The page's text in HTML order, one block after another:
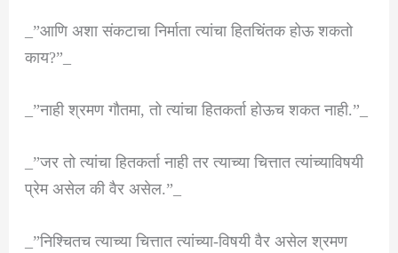
_”आणि अशा संकटाचा निर्माता त्यांचा हितचिंतक होऊ शकतो
काय?”_
_”नाही श्रमण गौतमा, तो त्यांचा हितकर्ता होऊच शकत नाही.”_
_”जर तो त्यांचा हितकर्ता नाही तर त्याच्या चित्तात त्यांच्याविषयी
प्रेम असेल की वैर असेल.”_
_”निश्चितच त्याच्या चित्तात त्यांच्या-विषयी वैर असेल श्रमण